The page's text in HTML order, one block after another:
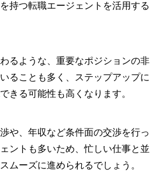
持つ転職エージェントを活用する
るような、重要なポジションの非
ることも多く、ステップアップに
きる可能性も高くなります。
や、年収など条件面の交渉を行っ
ントも多いため、忙しい仕事と並
ムーズに進められるでしょう。